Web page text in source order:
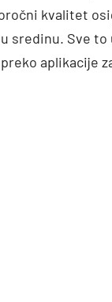
kvalitet
Sve to
aplikacije